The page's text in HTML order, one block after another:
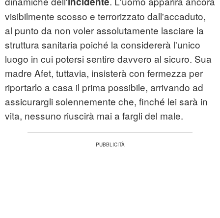
visibilmente scosso e terrorizzato dall'accaduto,
al punto da non voler assolutamente lasciare la
struttura sanitaria poiché la considererà l'unico
luogo in cui potersi sentire davvero al sicuro. Sua
madre Afet, tuttavia, insisterà con fermezza per
riportarlo a casa il prima possibile, arrivando ad
assicurargli solennemente che, finché lei sarà in
vita, nessuno riuscirà mai a fargli del male.